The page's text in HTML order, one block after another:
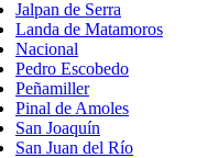
Jalpan de Serra
Landa de Matamoros
Nacional
Pedro Escobedo
Peñamiller
Pinal de Amoles
San Joaquín
San Juan del Río